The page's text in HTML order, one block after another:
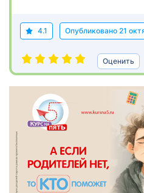
4.1 Опубликовано 21
Оценить